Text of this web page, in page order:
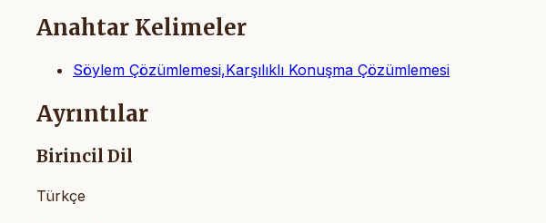
Anahtar Kelimeler
Söylem Çözümlemesi,Karşılıklı Konuşma Çözümlemesi
Ayrıntılar
Birincil Dil
Türkçe